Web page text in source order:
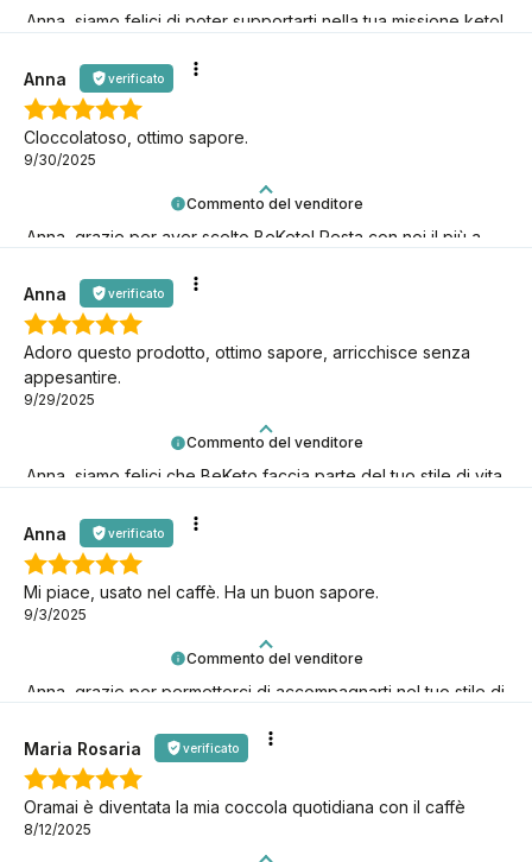
Anna, siamo felici di poter supportarti nella tua missione keto!
Commento del venditore
Anna, grazie per aver scelto BeKeto! Resta con noi il più a
Anna verificato
CIoccolatoso, ottimo sapore.
9/30/2025
Commento del venditore
Anna, siamo felici che BeKeto faccia parte del tuo stile di vita
Anna verificato
Adoro questo prodotto, ottimo sapore, arricchisce senza
appesantire.
9/29/2025
Commento del venditore
Anna, grazie per permetterci di accompagnarti nel tuo stile di
Anna verificato
Mi piace, usato nel caffè. Ha un buon sapore.
9/3/2025
Maria Rosaria verificato
Oramai è diventata la mia coccola quotidiana con il caffè
8/12/2025